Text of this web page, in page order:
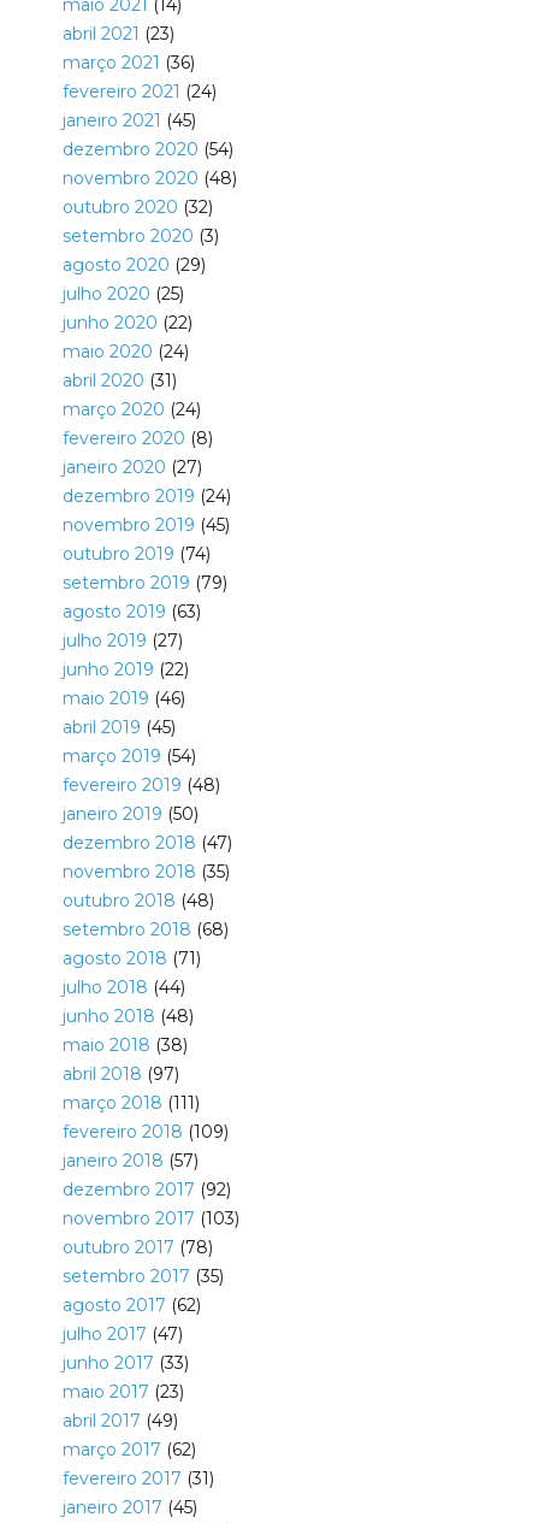
maio 2021
(14)
abril 2021 (23)
março 2021 (36)
fevereiro 2021 (24)
janeiro 2021 (45)
dezembro 2020 (54)
novembro 2020 (48)
outubro 2020 (32)
setembro 2020 (3)
agosto 2020 (29)
julho 2020 (25)
junho 2020 (22)
maio 2020 (24)
abril 2020 (31)
março 2020 (24)
fevereiro 2020 (8)
janeiro 2020 (27)
dezembro 2019 (24)
novembro 2019 (45)
outubro 2019 (74)
setembro 2019 (79)
agosto 2019 (63)
julho 2019 (27)
junho 2019 (22)
maio 2019 (46)
abril 2019 (45)
março 2019 (54)
fevereiro 2019 (48)
janeiro 2019 (50)
dezembro 2018 (47)
novembro 2018 (35)
outubro 2018 (48)
setembro 2018 (68)
agosto 2018 (71)
julho 2018 (44)
junho 2018 (48)
maio 2018 (38)
abril 2018 (97)
março 2018 (111)
fevereiro 2018 (109)
janeiro 2018 (57)
dezembro 2017 (92)
novembro 2017 (103)
outubro 2017 (78)
setembro 2017 (35)
agosto 2017 (62)
julho 2017 (47)
junho 2017 (33)
maio 2017 (23)
abril 2017 (49)
março 2017 (62)
fevereiro 2017 (31)
janeiro 2017 (45)